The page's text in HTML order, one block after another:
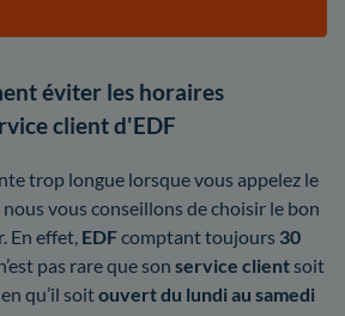
éviter les horaires
client d'EDF
trop longue lorsque vous appelez le
nous vous conseillons de choisir le bon
En effet, EDFcomptant toujours 30
pas rare que son service clientsoit
qu’il soitouvert du lundi au samedi